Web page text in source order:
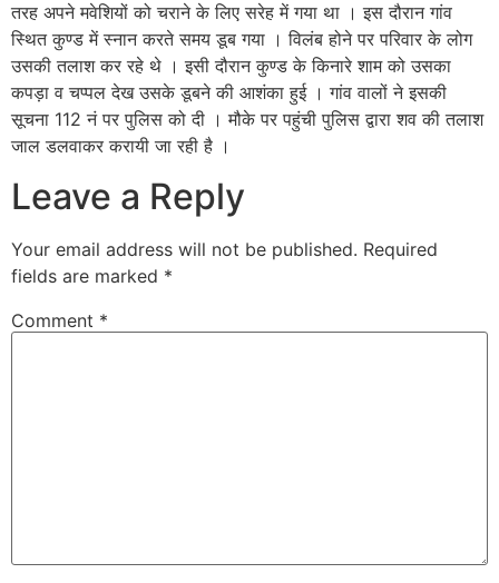
तरह अपने मवेशियों को चराने के लिए सरेह में गया था । इस दौरान गांव
स्थित कुण्ड में स्नान करते समय डूब गया । विलंब होने पर परिवार के लोग
उसकी तलाश कर रहे थे । इसी दौरान कुण्ड के किनारे शाम को उसका
कपड़ा व चप्पल देख उसके डूबने की आशंका हुई । गांव वालों ने इसकी
सूचना 112 नं पर पुलिस को दी । मौके पर पहुंची पुलिस द्वारा शव की तलाश
जाल डलवाकर करायी जा रही है ।
Leave a Reply
Your email address will not be published. Required
fields are marked *
Comment *